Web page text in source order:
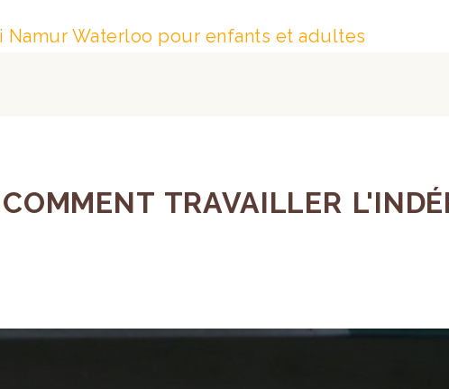
Waterloo pour enfants et adultes
TRAVAILLER